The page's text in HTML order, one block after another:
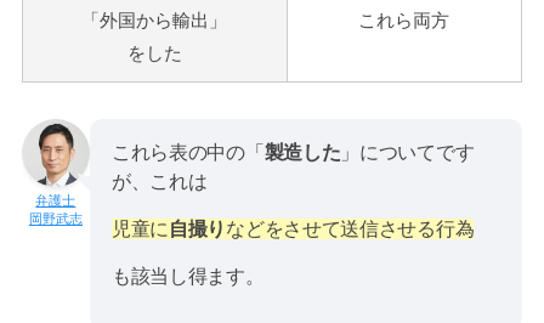
「外国から輸出」
をした
これら両方
岡野武志
これら表の中の「 製造した 」についてです
が、これは
児童に 自撮り などをさせて送信させる行為
も該当し得ます。